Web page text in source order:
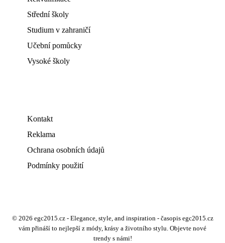
Střední školy
Studium v zahraničí
Učební pomůcky
Vysoké školy
Kontakt
Reklama
Ochrana osobních údajů
Podmínky použití
© 2026 egc2015.cz - Elegance, style, and inspiration - časopis egc2015.cz
vám přináší to nejlepší z módy, krásy a životního stylu. Objevte nové
trendy s námi!